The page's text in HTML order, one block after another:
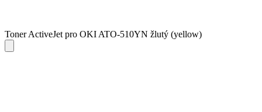
Toner ActiveJet pro OKI ATO-510YN žlutý (yellow)